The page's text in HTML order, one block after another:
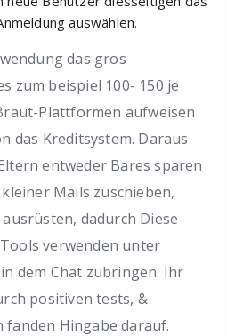
auswählen.
das gros
zum beispiel 100- 150 je
Plattformen aufweisen
das Kreditsystem. Daraus
entweder Bares sparen
Mails zuschieben,
dadurch Diese
verwenden unter
dem Chat zubringen. Ihr
positiven tests, &
Hingabe darauf.